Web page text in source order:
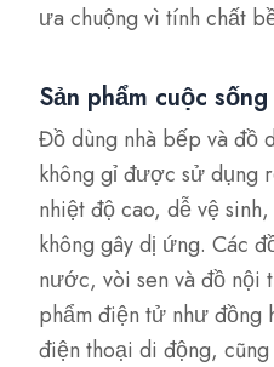
ưa chuộng vì tính chất
Sản phẩm cuộc
Đồ dùng nhà bếp và đồ
không gỉ được sử dụng
nhiệt độ cao, dễ vệ
không gây dị ứng. Các
nước, vòi sen và đồ nội
phẩm điện tử như đồng
điện thoại di động,